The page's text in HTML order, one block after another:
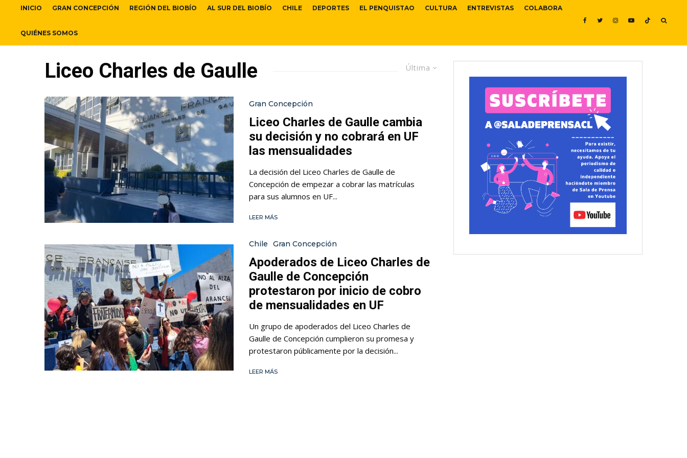
INICIO GRAN CONCEPCIÓN REGIÓN DEL BIOBÍO AL SUR DEL BIOBÍO CHILE DEPORTES EL PENQUISTAO CULTURA ENTREVISTAS COLABORA
QUIÉNES SOMOS
Última
Liceo Charles de Gaulle
Gran Concepción
Liceo Charles de Gaulle cambia
su decisión y no cobrará en UF
las mensualidades
La decisión del Liceo Charles de Gaulle de
Concepción de empezar a cobrar las matrículas
para sus alumnos en UF...
LEER MÁS
Chile Gran Concepción
Apoderados de Liceo Charles de
Gaulle de Concepción
protestaron por inicio de cobro
de mensualidades en UF
Un grupo de apoderados del Liceo Charles de
Gaulle de Concepción cumplieron su promesa y
protestaron públicamente por la decisión...
LEER MÁS